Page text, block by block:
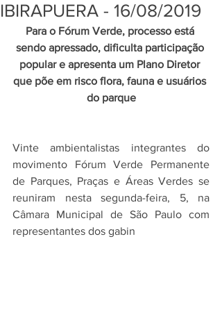
IBIRAPUERA - 16/08/2019
Para o Fórum Verde, processo está
sendo apressado, dificulta participação
popular e apresenta um Plano Diretor
que põe em risco flora, fauna e usuários
do parque
Vinte ambientalistas integrantes do
movimento Fórum Verde Permanente
de Parques, Praças e Áreas Verdes se
reuniram nesta segunda-feira, 5, na
Câmara Municipal de São Paulo com
representantes dos gabin